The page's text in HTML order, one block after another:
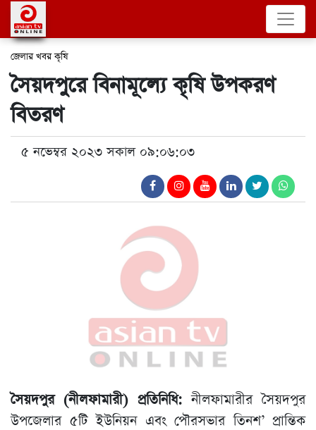
জেলার খবর কৃষি
সৈয়দপুরে বিনামূল্যে কৃষি উপকরণ
বিতরণ
৫ নভেম্বর ২০২৩ সকাল ০৯:০৬:০৩
সৈয়দপুর (নীলফামারী) প্রতিনিধি:নীলফামারীর সৈয়দপুর
উপজেলার ৫টি ইউনিয়ন এবং পৌরসভার তিনশ’ প্রান্তিক